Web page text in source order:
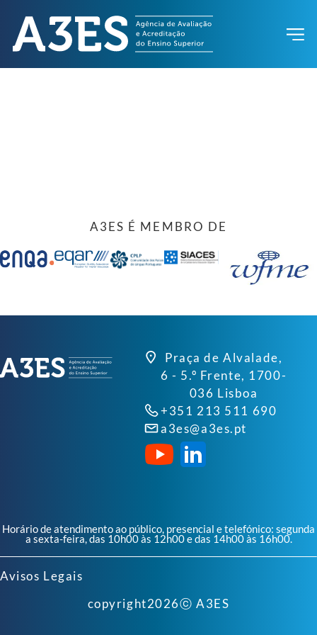
A3ES É MEMBRO DE
Praça de Alvalade,
6 - 5.º Frente, 1700-
036 Lisboa
+351 213 511 690
a3es@a3es.pt
Horário de atendimento ao público, presencial e telefónico: segunda
a sexta-feira, das 10h00 às 12h00 e das 14h00 às 16h00.
Avisos Legais
copyright2026ⓒ A3ES